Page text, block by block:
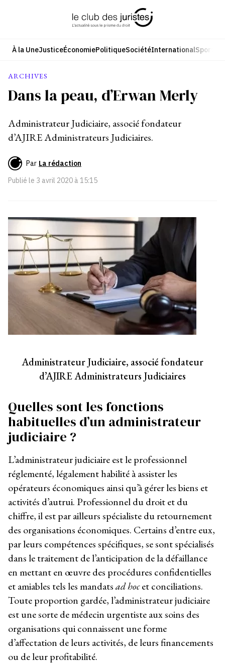
À la UneJusticeÉconomiePolitiqueSociétéInternationalSport
ARCHIVES
Dans la peau, d’Erwan Merly
Administrateur Judiciaire, associé fondateur
d’AJIRE Administrateurs Judiciaires.
Par La rédaction
Publié le 3 avril 2020 à 15:15
Administrateur Judiciaire, associé fondateur
d’AJIRE Administrateurs Judiciaires
Quelles sont les fonctions
habituelles d’un administrateur
judiciaire ?
L’administrateur judiciaire est le professionnel
réglementé, légalement habilité à assister les
opérateurs économiques ainsi qu’à gérer les biens et
activités d’autrui. Professionnel du droit et du
chiffre, il est par ailleurs spécialiste du retournement
des organisations économiques. Certains d’entre eux,
par leurs compétences spécifiques, se sont spécialisés
dans le traitement de l’anticipation de la défaillance
en mettant en œuvre des procédures confidentielles
et amiables tels les mandatsad hocet conciliations.
Toute proportion gardée, l’administrateur judiciaire
est une sorte de médecin urgentiste aux soins des
organisations qui connaissent une forme
d’affectation de leurs activités, de leurs financements
ou de leur profitabilité.